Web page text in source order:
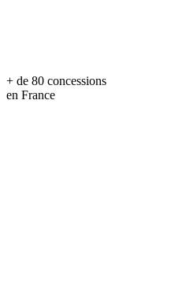
+ de 80 concessions
en France